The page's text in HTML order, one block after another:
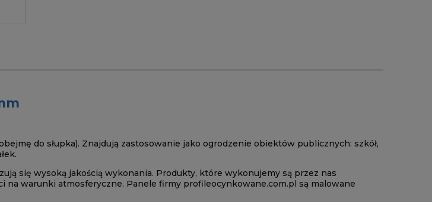
do słupka). Znajdują zastosowanie jako ogrodzenie obiektów publicznych: szkół,
się wysoką jakością wykonania. Produkty, które wykonujemy są przez nas
na warunki atmosferyczne. Panele firmy profileocynkowane.com.pl są malowane